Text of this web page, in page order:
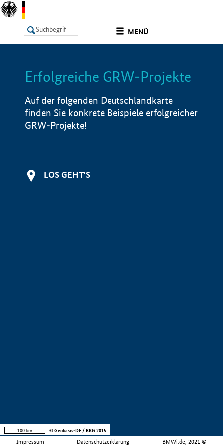
MENÜ
LISTE Info
Erfolgreiche GRW-Projekte
Auf der folgenden Deutschlandkarte
finden Sie konkrete Beispiele erfolgreicher
GRW-Projekte!
LOS GEHT'S
Impressum Datenschutzerklärung BMWi.de, 2021 ©
100 km © Geobasis-DE / BKG 2015